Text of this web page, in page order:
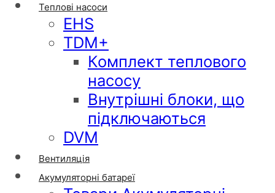
Теплові насоси
EHS
TDM+
Комплект теплового
насосу
Внутрішні блоки, що
підключаються
DVM
Вентиляція
Акумуляторні батареї